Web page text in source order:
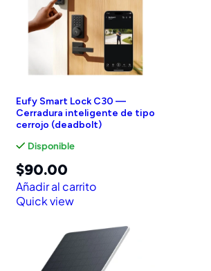
Eufy Smart Lock C30 —
Cerradura inteligente de tipo
cerrojo (deadbolt)
Disponible
$90.00
Añadir al carrito
Quick view